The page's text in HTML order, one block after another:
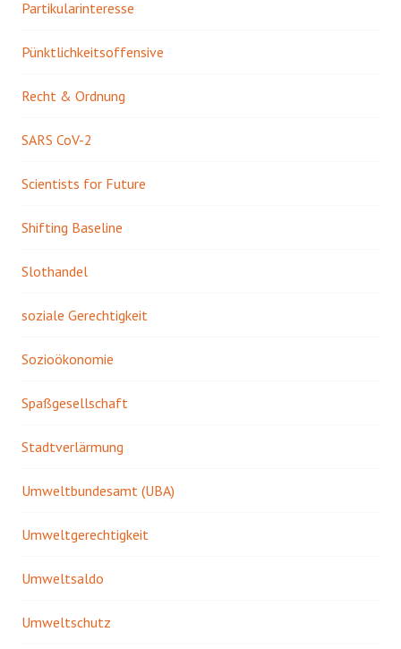
Partikularinteresse
Pünktlichkeitsoffensive
Recht & Ordnung
SARS CoV-2
Scientists for Future
Shifting Baseline
Slothandel
soziale Gerechtigkeit
Sozioökonomie
Spaßgesellschaft
Stadtverlärmung
Umweltbundesamt (UBA)
Umweltgerechtigkeit
Umweltsaldo
Umweltschutz